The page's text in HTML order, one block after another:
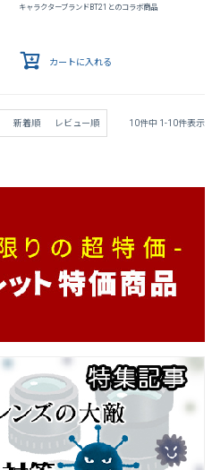
キャラクターブランドBT21とのコラボ商品
カートに入れる
新着順 レビュー順 10件中 1 -10件表示